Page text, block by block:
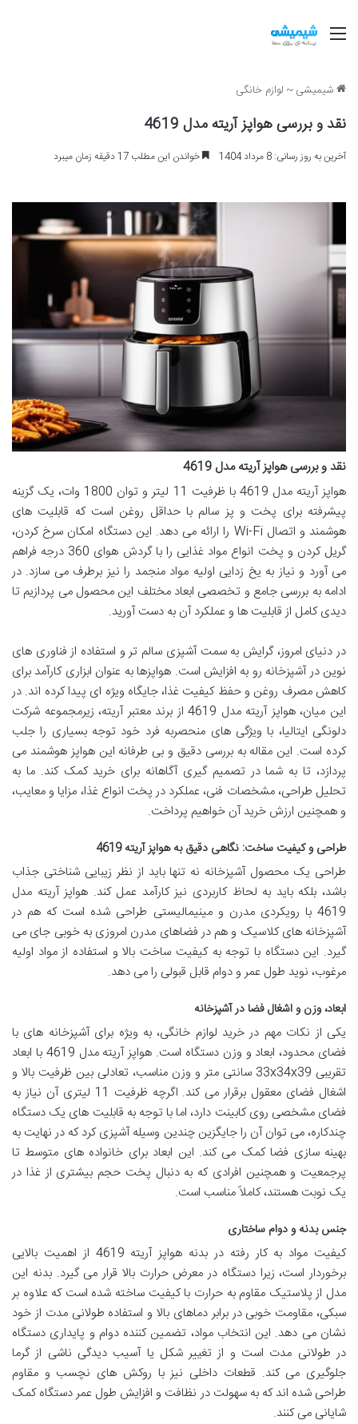
منو
شیمیشی~ لوازم خانگی
نقد و بررسی هواپز آریته مدل 4619
آخرین به روز رسانی: 8 مرداد 1404 خواندن این مطلب 17 دقیقه زمان میبرد
نقد و بررسی هواپز آریته مدل 4619
هواپز آریته مدل 4619 با ظرفیت 11 لیتر و توان 1800 وات، یک گزینه
پیشرفته برای پخت و پز سالم با حداقل روغن است که قابلیت های
هوشمند و اتصال Wi-Fi را ارائه می دهد. این دستگاه امکان سرخ کردن،
گریل کردن و پخت انواع مواد غذایی را با گردش هوای 360 درجه فراهم
می آورد و نیاز به یخ زدایی اولیه مواد منجمد را نیز برطرف می سازد. در
ادامه به بررسی جامع و تخصصی ابعاد مختلف این محصول می پردازیم تا
دیدی کامل از قابلیت ها و عملکرد آن به دست آورید.
در دنیای امروز، گرایش به سمت آشپزی سالم تر و استفاده از فناوری های
نوین در آشپزخانه رو به افزایش است. هواپزها به عنوان ابزاری کارآمد برای
کاهش مصرف روغن و حفظ کیفیت غذا، جایگاه ویژه ای پیدا کرده اند. در
این میان، هواپز آریته مدل 4619 از برند معتبر آریته، زیرمجموعه شرکت
دلونگی ایتالیا، با ویژگی های منحصربه فرد خود توجه بسیاری را جلب
کرده است. این مقاله به بررسی دقیق و بی طرفانه این هواپز هوشمند می
پردازد، تا به شما در تصمیم گیری آگاهانه برای خرید کمک کند. ما به
تحلیل طراحی، مشخصات فنی، عملکرد در پخت انواع غذا، مزایا و معایب،
و همچنین ارزش خرید آن خواهیم پرداخت.
طراحی و کیفیت ساخت: نگاهی دقیق به هواپز آریته 4619
طراحی یک محصول آشپزخانه نه تنها باید از نظر زیبایی شناختی جذاب
باشد، بلکه باید به لحاظ کاربردی نیز کارآمد عمل کند. هواپز آریته مدل
4619 با رویکردی مدرن و مینیمالیستی طراحی شده است که هم در
آشپزخانه های کلاسیک و هم در فضاهای مدرن امروزی به خوبی جای می
گیرد. این دستگاه با توجه به کیفیت ساخت بالا و استفاده از مواد اولیه
مرغوب، نوید طول عمر و دوام قابل قبولی را می دهد.
ابعاد، وزن و اشغال فضا در آشپزخانه
یکی از نکات مهم در خرید لوازم خانگی، به ویژه برای آشپزخانه های با
فضای محدود، ابعاد و وزن دستگاه است. هواپز آریته مدل 4619 با ابعاد
تقریبی 33x34x39 سانتی متر و وزن مناسب، تعادلی بین ظرفیت بالا و
اشغال فضای معقول برقرار می کند. اگرچه ظرفیت 11 لیتری آن نیاز به
فضای مشخصی روی کابینت دارد، اما با توجه به قابلیت های یک دستگاه
چندکاره، می توان آن را جایگزین چندین وسیله آشپزی کرد که در نهایت به
بهینه سازی فضا کمک می کند. این ابعاد برای خانواده های متوسط تا
پرجمعیت و همچنین افرادی که به دنبال پخت حجم بیشتری از غذا در
یک نوبت هستند، کاملاً مناسب است.
جنس بدنه و دوام ساختاری
کیفیت مواد به کار رفته در بدنه هواپز آریته 4619 از اهمیت بالایی
برخوردار است، زیرا دستگاه در معرض حرارت بالا قرار می گیرد. بدنه این
مدل از پلاستیک مقاوم به حرارت با کیفیت ساخته شده است که علاوه بر
سبکی، مقاومت خوبی در برابر دماهای بالا و استفاده طولانی مدت از خود
نشان می دهد. این انتخاب مواد، تضمین کننده دوام و پایداری دستگاه
در طولانی مدت است و از تغییر شکل یا آسیب دیدگی ناشی از گرما
جلوگیری می کند. قطعات داخلی نیز با روکش های نچسب و مقاوم
طراحی شده اند که به سهولت در نظافت و افزایش طول عمر دستگاه کمک
شایانی می کنند.